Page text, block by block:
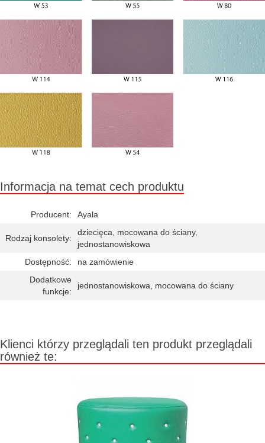
Informacja na temat cech produktu
Producent: Ayala
Rodzaj konsolety:
dziecięca, mocowana do ściany,
jednostanowiskowa
Dostępność:
na zamówienie
Dodatkowe
funkcje:
jednostanowiskowa, mocowana do ściany
Klienci którzy przeglądali ten produkt przeglądali
również te: